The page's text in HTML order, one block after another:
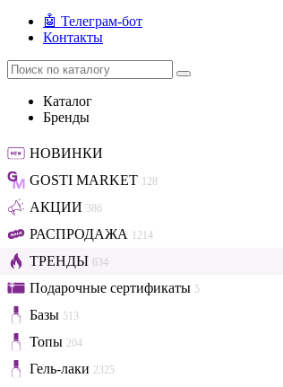
🤖 Телеграм-бот
Контакты
Каталог
Бренды
НОВИНКИ
GOSTI MARKET 128
АКЦИИ 386
РАСПРОДАЖА 1214
ТРЕНДЫ 634
Подарочные сертификаты 5
Базы 513
Топы 204
Гель-лаки 2325